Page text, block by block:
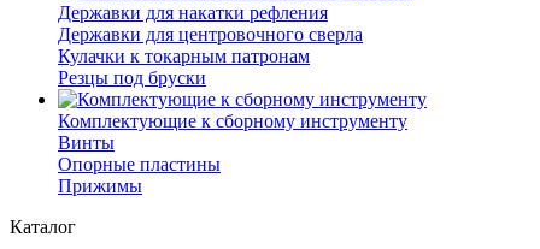
Державки для накатки рефления
Державки для центровочного сверла
Кулачки к токарным патронам
Резцы под бруски
Комплектующие к сборному инструменту
Винты
Опорные пластины
Прижимы
Каталог